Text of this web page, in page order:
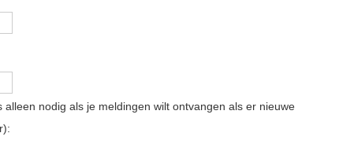
nodig als je meldingen wilt ontvangen als er nieuwe